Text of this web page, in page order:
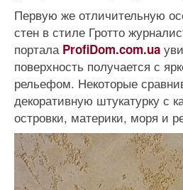
Первую же отличительную
стен в стиле Гротто
портала ProfiDom.com.ua
поверхность получается с
рельефом. Некоторые
декоративную штукатурку с
островки, материки, моря и